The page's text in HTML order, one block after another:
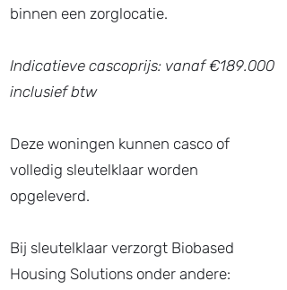
binnen een zorglocatie.
Indicatieve cascoprijs: vanaf €189.000
inclusief btw
Deze woningen kunnen casco of
volledig sleutelklaar worden
opgeleverd.
Bij sleutelklaar verzorgt Biobased
Housing Solutions onder andere: